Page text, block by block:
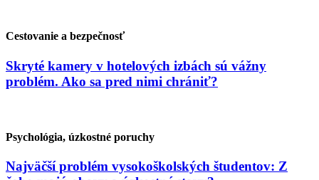
Cestovanie a bezpečnosť
Skryté kamery v hotelových izbách sú vážny
problém. Ako sa pred nimi chrániť?
Psychológia, úzkostné poruchy
Najväčší problém vysokoškolských študentov: Z